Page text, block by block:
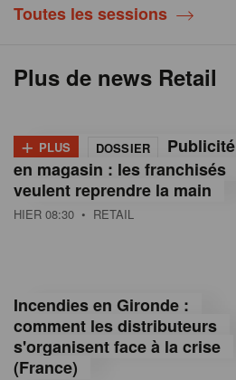
Toutes les sessions
Plus de news Retail
+ PLUS DOSSIER
Publicité
en magasin : les franchisés
veulent reprendre la main
HIER 08:30 • RETAIL
Incendies en Gironde :
comment les distributeurs
s'organisent face à la crise
(France)